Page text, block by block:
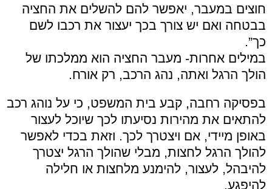
חוצים במעבר, יאפשר להם להשלים את החציה
בבטחה ואם יש צורך בכך יעצור את רכבו לשם
כך”.
במילים אחרות- מעבר החציה הוא ממלכתו של
הולך הרגל ואתה, נהג הרכב, רק אורח.
בפסיקה רחבה, קבע בית המשפט, כי על נוהג רכב
להתאים את מהירות נסיעתו לכך שיוכל לעצור
באופן מיידי, אם ויצטרך לכך. וזאת בכדי לאפשר
להולך הרגל לחצות, מבלי שהולך הרגל יצטרך
להיבהל, לעצור, להימנע מלחצות או חלילה
להיפגע.